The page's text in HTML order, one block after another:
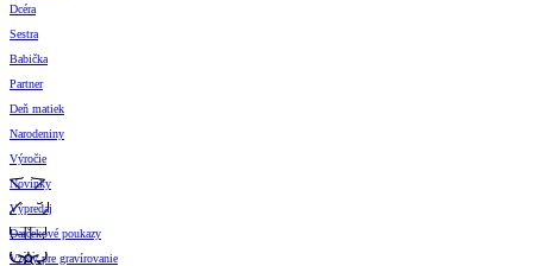
Dcéra
Sestra
Babička
Partner
Deň matiek
Narodeniny
Výročie
Novinky
Výpredaj
Darčekové poukazy
Vzory pre gravírovanie